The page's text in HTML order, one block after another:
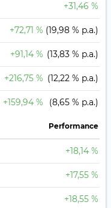
+31,46 %
+72,71 % (19,98 % p.a.)
+91,14 % (13,83 % p.a.)
+216,75 % (12,22 % p.a.)
+159,94 % (8,65 % p.a.)
Perfor­mance
+18,14 %
+17,55 %
+18,55 %